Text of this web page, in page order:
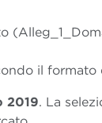
il formato
2019. La